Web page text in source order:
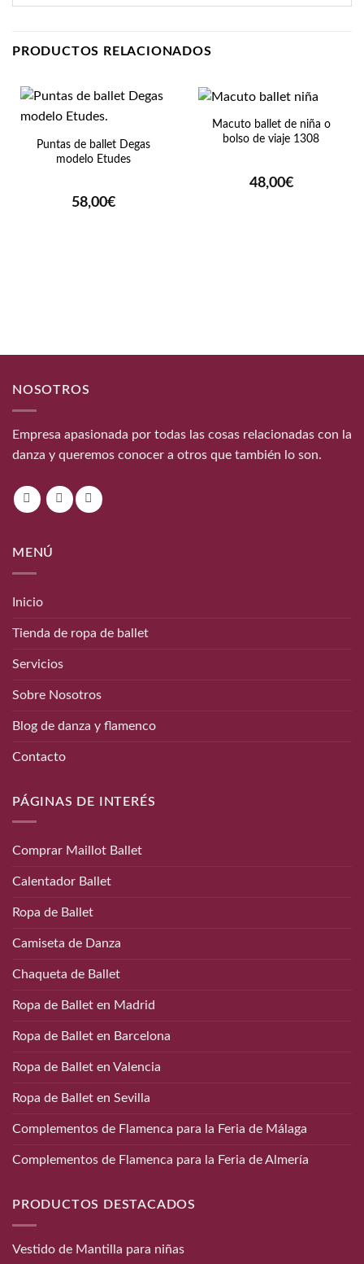
PRODUCTOS RELACIONADOS
Puntas de ballet Degas
modelo Etudes
58,00€
Macuto ballet de niña o
bolso de viaje 1308
48,00€
NOSOTROS
Empresa apasionada por todas las cosas relacionadas con la
danza y queremos conocer a otros que también lo son.
MENÚ
Inicio
Tienda de ropa de ballet
Servicios
Sobre Nosotros
Blog de danza y flamenco
Contacto
PÁGINAS DE INTERÉS
Comprar Maillot Ballet
Calentador Ballet
Ropa de Ballet
Camiseta de Danza
Chaqueta de Ballet
Ropa de Ballet en Madrid
Ropa de Ballet en Barcelona
Ropa de Ballet en Valencia
Ropa de Ballet en Sevilla
Complementos de Flamenca para la Feria de Málaga
Complementos de Flamenca para la Feria de Almería
PRODUCTOS DESTACADOS
Vestido de Mantilla para niñas